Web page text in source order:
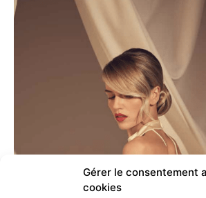
Gérer le consentement
cookies